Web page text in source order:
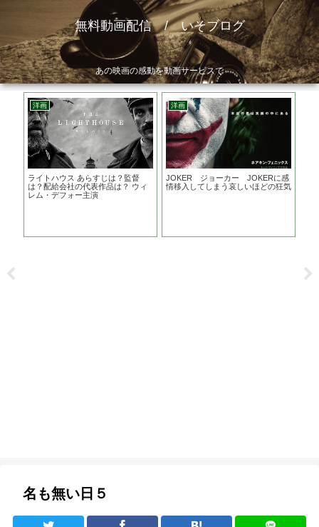
無料動画配信 / いそブログ
あの映画の感動を動画サービスで
洋画
ライトハウス あらすじは？監督
は？配給会社の代表作品は？ ウィ
レム・デフォー主演
洋画
JOKER ジョーカー JOKERに感
情移入してしまう哀しいほどの狂気
名も無い日５